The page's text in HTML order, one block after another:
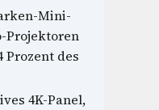
Mini-
Projektoren
Prozent des
4K-Panel,